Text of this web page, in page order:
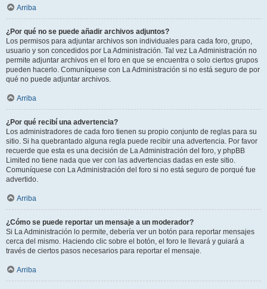
Arriba
¿Por qué no se puede añadir archivos adjuntos?
Los permisos para adjuntar archivos son individuales para cada foro, grupo,
usuario y son concedidos por La Administración. Tal vez La Administración no
permite adjuntar archivos en el foro en que se encuentra o solo ciertos grupos
pueden hacerlo. Comuníquese con La Administración si no está seguro de por
qué no puede adjuntar archivos.
Arriba
¿Por qué recibí una advertencia?
Los administradores de cada foro tienen su propio conjunto de reglas para su
sitio. Si ha quebrantado alguna regla puede recibir una advertencia. Por favor
recuerde que esta es una decisión de La Administración del foro, y phpBB
Limited no tiene nada que ver con las advertencias dadas en este sitio.
Comuníquese con La Administración del foro si no está seguro de porqué fue
advertido.
Arriba
¿Cómo se puede reportar un mensaje a un moderador?
Si La Administración lo permite, debería ver un botón para reportar mensajes
cerca del mismo. Haciendo clic sobre el botón, el foro le llevará y guiará a
través de ciertos pasos necesarios para reportar el mensaje.
Arriba